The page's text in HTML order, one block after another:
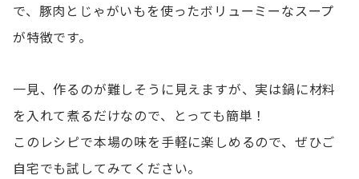
で、豚肉とじゃがいもを使ったボリューミーなスープ
が特徴です。
一見、作るのが難しそうに見えますが、実は鍋に材料
を入れて煮るだけなので、とっても簡単！
このレシピで本場の味を手軽に楽しめるので、ぜひご
自宅でも試してみてください。